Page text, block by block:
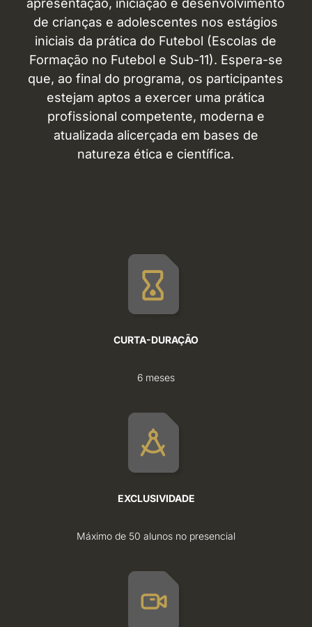
de crianças e adolescentes nos estágios
iniciais da prática do Futebol (Escolas de
Formação no Futebol e Sub-11). Espera-se
que, ao final do programa, os participantes
estejam aptos a exercer uma prática
profissional competente, moderna e
atualizada alicerçada em bases de
natureza ética e científica.
CURTA-DURAÇÃO
6 meses
EXCLUSIVIDADE
Máximo de 50 alunos no presencial